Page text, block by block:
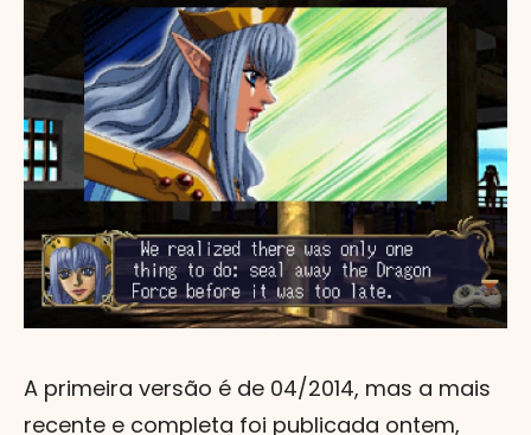
A primeira versão é de 04/2014, mas a mais
recente e completa foi publicada ontem,